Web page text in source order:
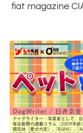
fiat magazine